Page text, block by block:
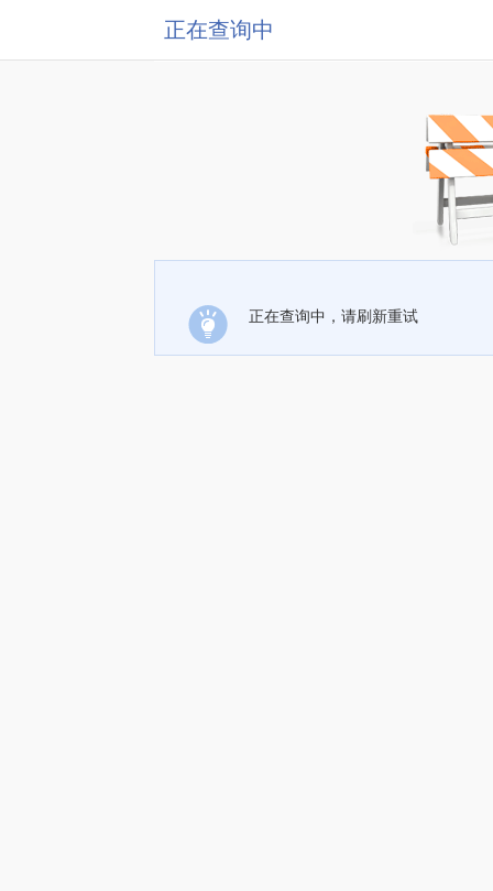
正在查询中
正在查询中，请刷新重试